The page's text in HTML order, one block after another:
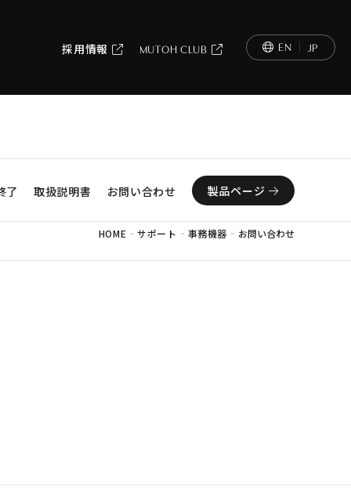
採用情報 MUTOH CLUB EN JP
了 取扱説明書 お問い合わせ 製品ページ
HOME -サポート - 事務機器 - お問い合わせ